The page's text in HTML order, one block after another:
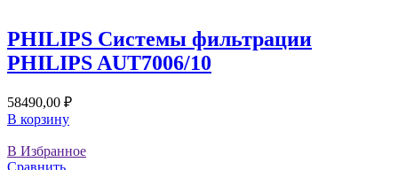
PHILIPS Системы фильтрации
PHILIPS AUT7006/10
58490,00 ₽
В корзину
В Избранное